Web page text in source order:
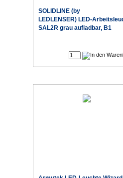
SOLIDLINE (by
LEDLENSER) LED-
SAL2R grau aufladbar, B1